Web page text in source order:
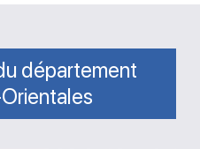
département